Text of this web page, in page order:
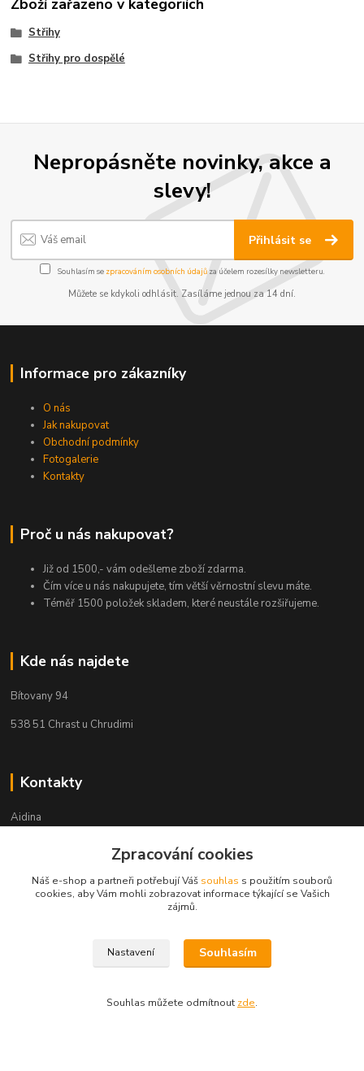
Zboží zařazeno v kategoriích
Střihy
Střihy pro dospělé
Nepropásněte novinky, akce a
slevy!
Přihlásit se
Souhlasím se zpracováním osobních údajůza účelem rozesílky newsletteru.
Můžete se kdykoli odhlásit. Zasíláme jednou za 14 dní.
Informace pro zákazníky
O nás
Jak nakupovat
Obchodní podmínky
Fotogalerie
Kontakty
Proč u nás nakupovat?
Již od 1500,- vám odešleme zboží zdarma.
Čím více u nás nakupujete, tím větší věrnostní slevu máte.
Téměř 1500 položek skladem, které neustále rozšiřujeme.
Kde nás najdete
Bítovany 94
538 51 Chrast u Chrudimi
Kontakty
Aidina
Veronika Holasová Schejbalová
+420 777 153 450
(Po-Pá, 8-16 hod.)
Zpracování cookies
Náš e-shop a partneři potřebují Váš souhlas s použitím souborů
cookies, aby Vám mohli zobrazovat informace týkající se Vašich
zájmů.
Nastavení Souhlasím
Souhlas můžete odmítnout zde.